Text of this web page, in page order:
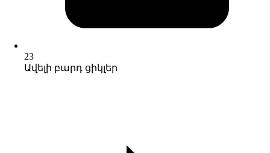
23
Ավելի բարդ ցիկլեր